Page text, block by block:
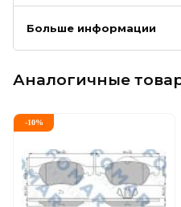
Больше информации
Аналогичные
-10%